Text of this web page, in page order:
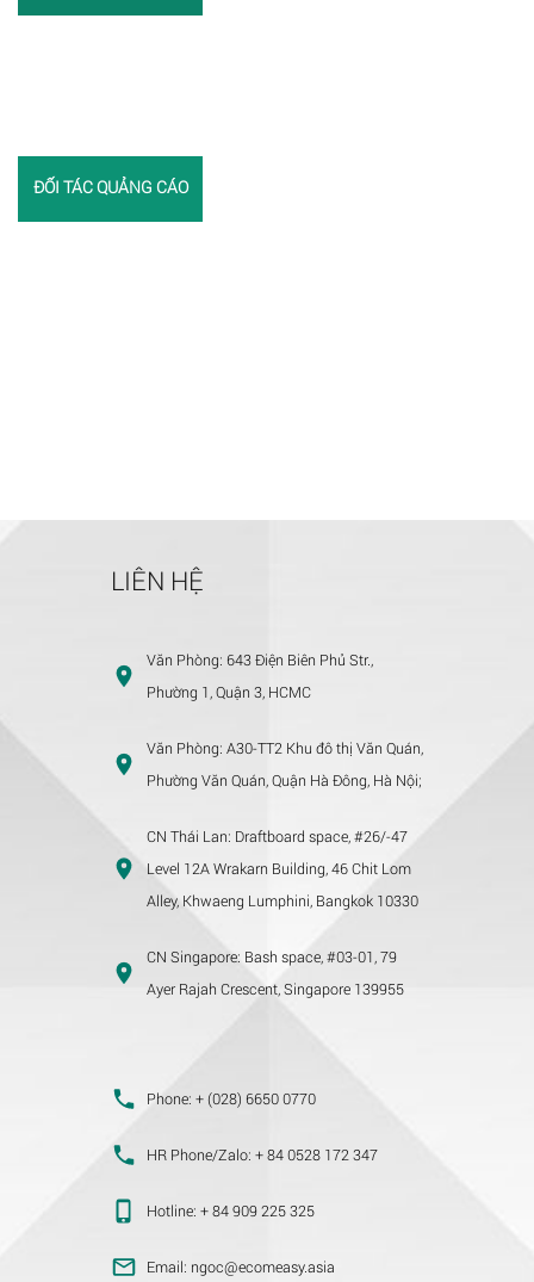
ĐỐI TÁC QUẢNG CÁO
LIÊN HỆ
Văn Phòng: 643 Điện Biên Phủ Str.,
Phường 1, Quận 3, HCMC
Văn Phòng: A30-TT2 Khu đô thị Văn Quán,
Phường Văn Quán, Quận Hà Đông, Hà Nội;
CN Thái Lan: Draftboard space, #26/-47
Level 12A Wrakarn Building, 46 Chit Lom
Alley, Khwaeng Lumphini, Bangkok 10330
CN Singapore: Bash space, #03-01, 79
Ayer Rajah Crescent, Singapore 139955
Phone: + (028) 6650 0770
HR Phone/Zalo: + 84 0528 172 347
Hotline: + 84 909 225 325
Email: ngoc@ecomeasy.asia